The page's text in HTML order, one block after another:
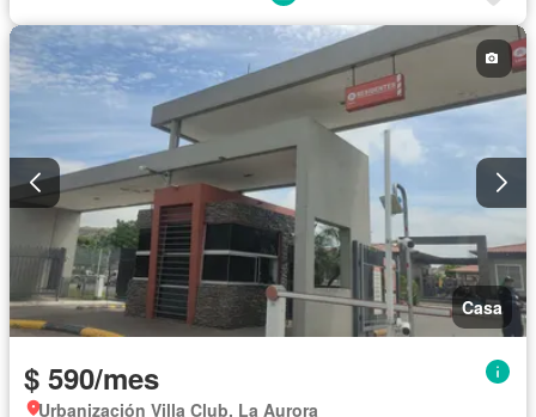
Casa
$ 590/mes
Urbanización Villa Club, La Aurora